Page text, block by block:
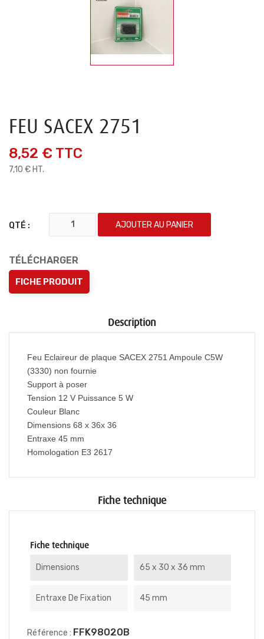
FEU SACEX 2751
8,52 € TTC
7,10 € HT.
QTÉ : AJOUTER AU PANIER
TÉLÉCHARGER
FICHE PRODUIT
Description
Feu Eclaireur de plaque SACEX 2751 Ampoule C5W
(3330) non fournie
Support à poser
Tension 12 V Puissance 5 W
Couleur Blanc
Dimensions 68 x 36x 36
Entraxe 45 mm
Homologation E3 2617
Fiche technique
Fiche technique
Dimensions 65 x 30 x 36 mm
Entraxe De Fixation 45 mm
Référence : FFK98020B